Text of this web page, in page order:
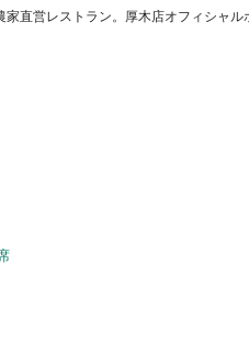
家直営レストラン。厚木店オフィシャル